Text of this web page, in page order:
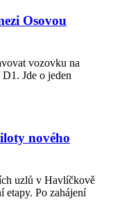
Osovou
vozovku na
Jde o jeden
nového
uzlů v Havlíčkově
etapy. Po zahájení